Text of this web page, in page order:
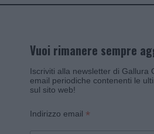
Vuoi rimanere sempre
Iscriviti alla newsletter di Gallura
email periodiche contenenti le
sul sito web!
Indirizzo email *